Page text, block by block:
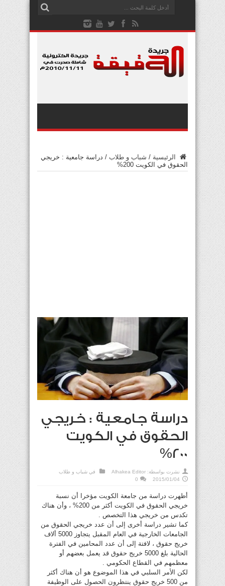
الرئيسية / شباب و طلاب / دراسة جامعية : خريجي
الحقوق في الكويت 200%
دراسة جامعية : خريجي
الحقوق في الكويت
200%
نشرت بواسطة: Alhakea Editor في شباب و طلاب
2015/01/04
0
أظهرت دراسة من جامعة الكويت مؤخرا أن نسبة
خريجي الحقوق في الكويت أكثر من 200% ، وأن هناك
تكدس من خريجي هذا التخصص .
كما تشير دراسة أخرى إلى أن عدد خريجي الحقوق من
الجامعات الخارجية في العام المقبل يتجاوز 5000 ألاف
خريج حقوق ، لافتة إلى أن عدد المحامين في الفترة
الحالية بلغ 5000 خريج حقوق قد يعمل بعضهم أو
معظمهم في القطاع الحكومي .
لكن الأمر السلبي في هذا الموضوع هو أن هناك أكثر
من 500 خريج حقوق ينتظرون الحصول على الوظيفة